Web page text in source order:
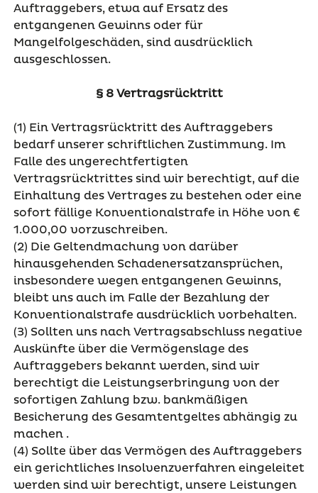
Auftraggebers, etwa auf Ersatz des
entgangenen Gewinns oder für
Mangelfolgeschäden, sind ausdrücklich
ausgeschlossen.
§ 8 Vertragsrücktritt
(1) Ein Vertragsrücktritt des Auftraggebers
bedarf unserer schriftlichen Zustimmung. Im
Falle des ungerechtfertigten
Vertragsrücktrittes sind wir berechtigt, auf die
Einhaltung des Vertrages zu bestehen oder eine
sofort fällige Konventionalstrafe in Höhe von €
1.000,00 vorzuschreiben.
(2) Die Geltendmachung von darüber
hinausgehenden Schadenersatzansprüchen,
insbesondere wegen entgangenen Gewinns,
bleibt uns auch im Falle der Bezahlung der
Konventionalstrafe ausdrücklich vorbehalten.
(3) Sollten uns nach Vertragsabschluss negative
Auskünfte über die Vermögenslage des
Auftraggebers bekannt werden, sind wir
berechtigt die Leistungserbringung von der
sofortigen Zahlung bzw. bankmäßigen
Besicherung des Gesamtentgeltes abhängig zu
machen .
(4) Sollte über das Vermögen des Auftraggebers
ein gerichtliches Insolvenzverfahren eingeleitet
werden sind wir berechtigt, unsere Leistungen